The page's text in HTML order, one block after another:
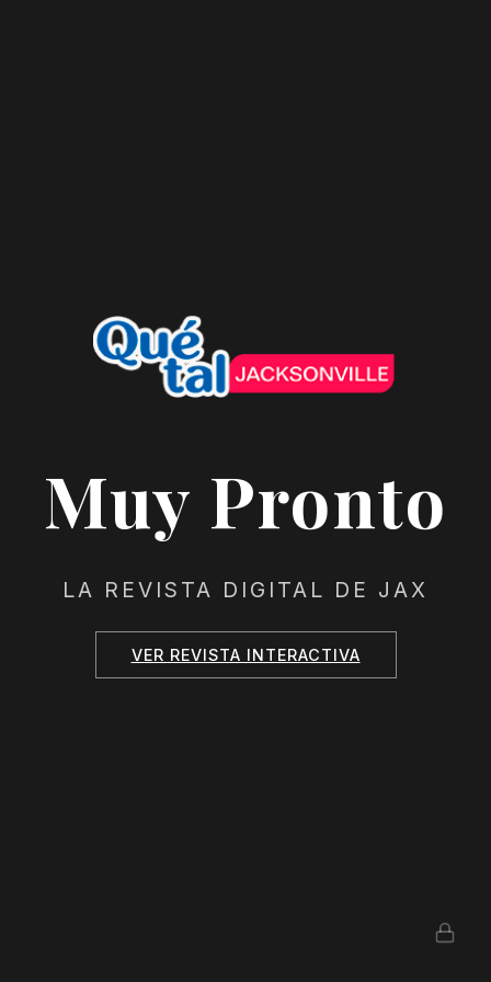
Muy Pronto
LA REVISTA DIGITAL DE JAX
VER REVISTA INTERACTIVA